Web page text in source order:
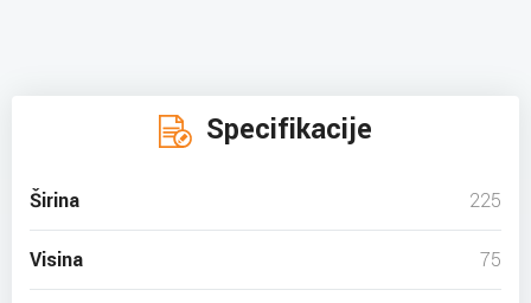
Specifikacije
Širina 225
Visina 75